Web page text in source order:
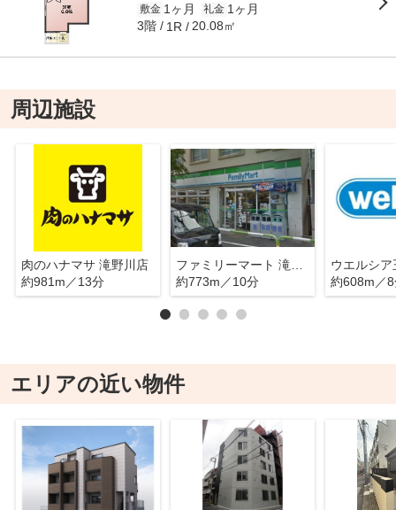
敷金 1ヶ月 礼金 1ヶ月
3階 1R 20.08㎡
周辺施設
肉のハナマサ 滝野川店
約981m／13分
約773m／10分
約608m／
エリアの近い物件